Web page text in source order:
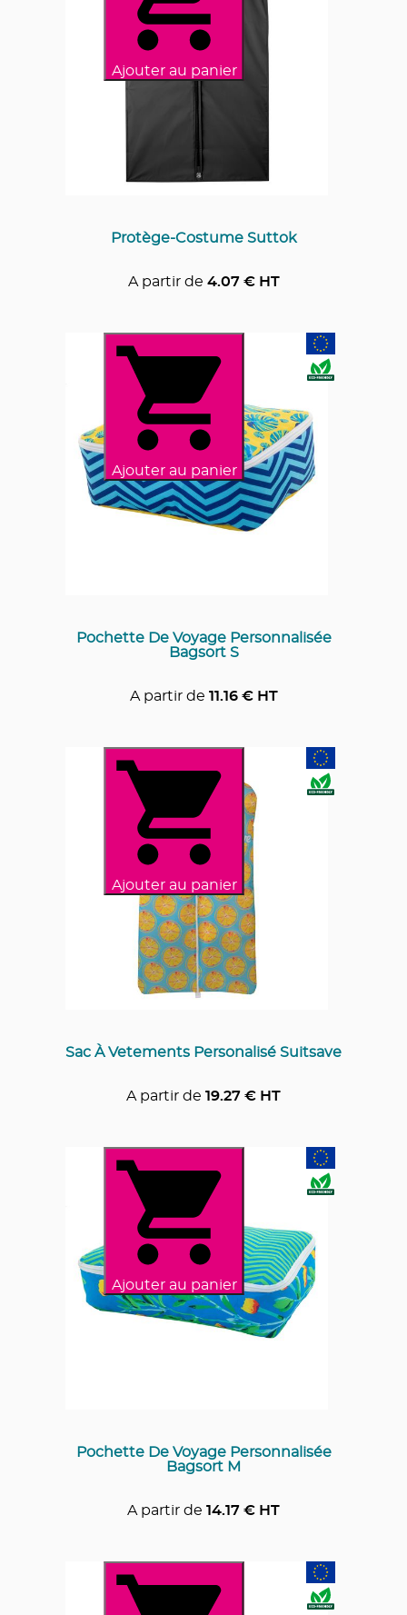
Ajouter au panier
Protège-Costume Suttok
A partir de 4.07€ HT
Ajouter au panier
Pochette De Voyage Personnalisée
Bagsort S
A partir de 11.16€ HT
Ajouter au panier
Sac À Vetements Personalisé Suitsave
A partir de 19.27 € HT
Ajouter au panier
Pochette De Voyage Personnalisée
Bagsort M
A partir de 14.17 € HT